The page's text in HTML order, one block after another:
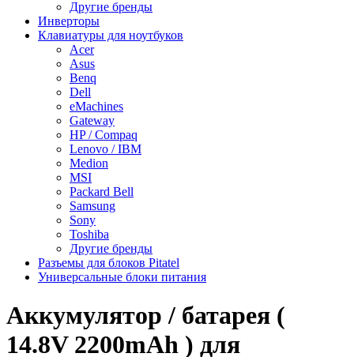
Другие бренды
Инверторы
Клавиатуры для ноутбуков
Acer
Asus
Benq
Dell
eMachines
Gateway
HP / Compaq
Lenovo / IBM
Medion
MSI
Packard Bell
Samsung
Sony
Toshiba
Другие бренды
Разъемы для блоков Pitatel
Универсальные блоки питания
Аккумулятор / батарея (
14.8V 2200mAh ) для